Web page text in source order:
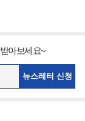
아보세요~
뉴스레터 신청